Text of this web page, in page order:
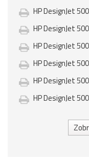
HP DesignJet
HP DesignJet
HP DesignJet
HP DesignJet
HP DesignJet
HP DesignJet